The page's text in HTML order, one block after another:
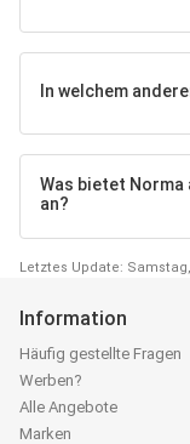
In welchem
Was bietet Norma
an?
Letztes Update:
Information
Häufig gestellte Fragen
Werben?
Alle Angebote
Marken